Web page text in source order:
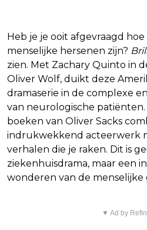
Heb je je ooit afgevraagd
menselijke hersenen zijn?
zien. Met Zachary Quinto in
Oliver Wolf, duikt deze
dramaserie in de complexe
van neurologische
boeken van Oliver Sacks
indrukwekkend acteerwerk
verhalen die je raken. Dit is
ziekenhuisdrama, maar een
wonderen van de menselijke
▼ Ad by